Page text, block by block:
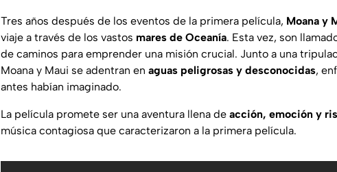
Tres años después de los eventos de la primera película, Moana y
viaje a través de los vastos mares de Oceanía. Esta vez, son
de caminos para emprender una misión crucial. Junto a una
Moana y Maui se adentran en aguas peligrosas y desconocidas,
antes habían imaginado.
La película promete ser una aventura llena de acción, emoción y
música contagiosa que caracterizaron a la primera película.